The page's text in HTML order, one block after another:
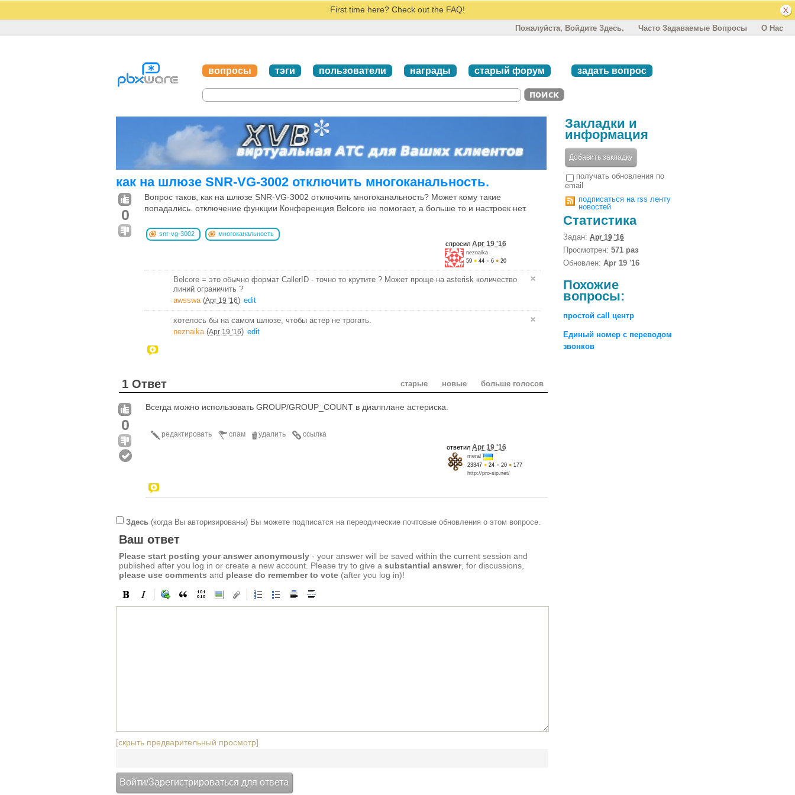
First time here? Check out the FAQ!
Пожалуйста, Войдите Здесь. Часто Задаваемые Вопросы О Нас
вопросы тэги пользователи награды старый форум задать вопрос
как на шлюзе SNR-VG-3002 отключить многоканальность.
0
Вопрос таков, как на шлюзе SNR-VG-3002 отключить многоканальность? Может кому такие
попадались. отключение функции Конференция Belcore не помогает, а больше то и настроек нет.
snr-vg-3002
многоканальность
спросил Apr 19 '16
neznaika
59 ● 44 ● 6 ● 20
Belcore = это обычно формат CallerID - точно то крутите ? Может проще на asterisk количество
линий ограничить ?
awsswa (Apr 19 '16) edit
хотелось бы на самом шлюзе, чтобы астер не трогать.
neznaika (Apr 19 '16) edit
1 Ответ старые новые больше голосов
0
Всегда можно использовать GROUP/GROUP_COUNT в диалплане астериска.
ссылка
удалить
спам
редактировать
ответил Apr 19 '16
meral
23347 ● 24 ● 20 ● 177
http://pro-sip.net/
Здесь (когда Вы авторизированы) Вы можете подписатся на переодические почтовые обновления о этом вопросе.
Ваш ответ
Please start posting your answer anonymously - your answer will be saved within the current session and
published after you log in or create a new account. Please try to give a substantial answer, for discussions,
please use comments and please do remember to vote (after you log in)!
[скрыть предварительный просмотр]
Закладки и
информация
Добавить закладку
получать обновления по
email
подписаться на rss ленту
новостей
Статистика
Задан: Apr 19 '16
Просмотрен: 571 раз
Обновлен: Apr 19 '16
Похожие
вопросы:
простой call центр
Единый номер с переводом
звонков